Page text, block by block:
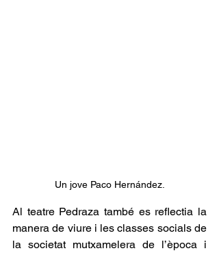
Un jove Paco Hernández.
Al teatre Pedraza també es reflectia la
manera de viure i les classes socials de
la societat mutxamelera de l’època i